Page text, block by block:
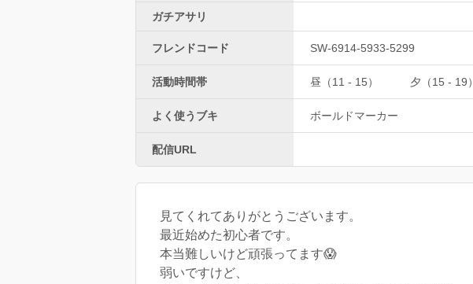
ガチアサリ
フレンドコード SW-6914-5933-5299
活動時間帯 昼（11 - 15） 夕（15 - 19）
よく使うブキ ボールドマーカー
配信URL
見てくれてありがとうございます。
最近始めた初心者です。
本当難しいけど頑張ってます😱
弱いですけど、